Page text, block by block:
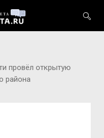
провёл открытую
района